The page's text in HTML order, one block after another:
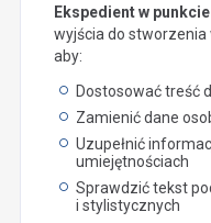
Ekspedient w
wyjścia do stworzenia
aby:
Dostosować treść
Zamienić dane
Uzupełnić
umiejętnościach
Sprawdzić tekst
i stylistycznych